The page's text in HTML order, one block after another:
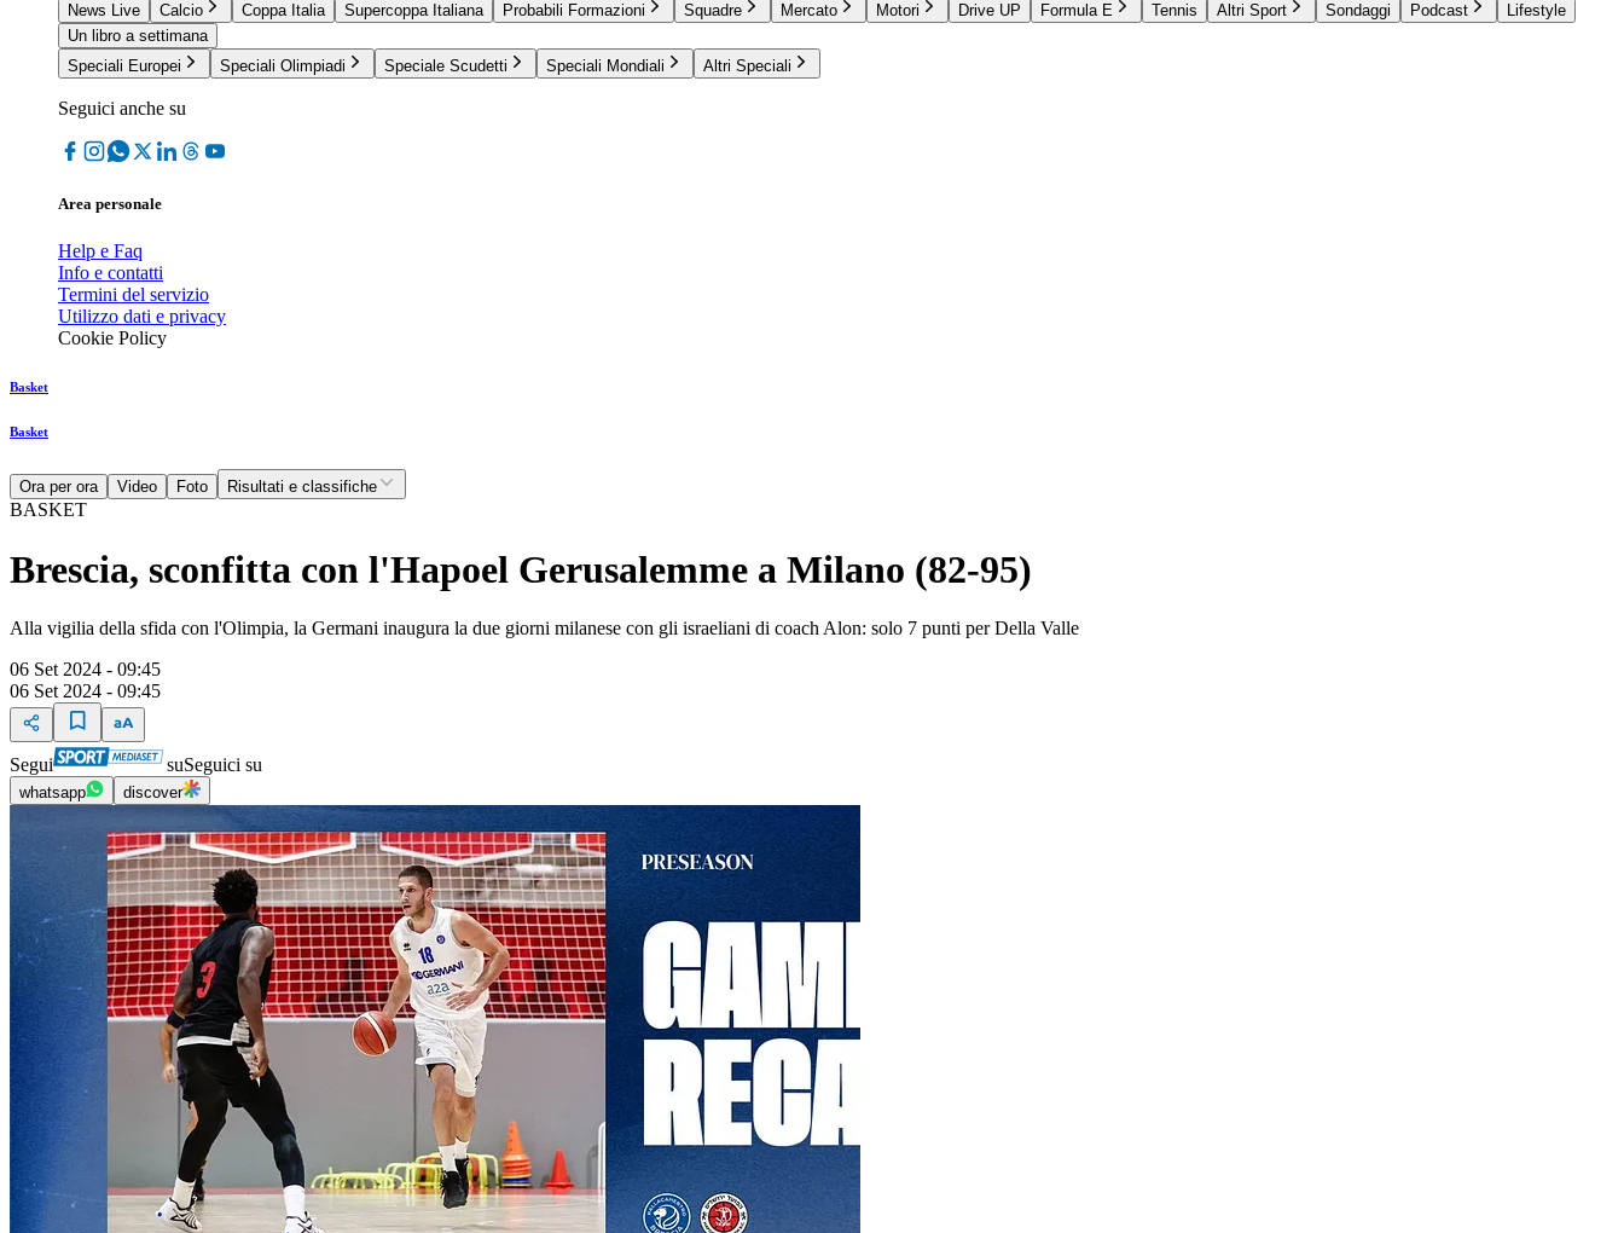
News Live
Calcio Coppa Italia Supercoppa Italiana Probabili Formazioni Squadre Mercato Motori Drive UP Formula E Tennis Altri Sport Sondaggi Podcast
Lifestyle
Un libro a settimana
Speciali Europei
Speciali Olimpiadi Speciale Scudetti Speciali Mondiali Altri Speciali
Seguici anche su
Area personale
Help e Faq
Info e contatti
Termini del servizio
Utilizzo dati e privacy
Cookie Policy
Basket
Basket
Ora per ora Video Foto Risultati e classifiche
BASKET
Brescia, sconfitta con l'Hapoel Gerusalemme a Milano (82-95)
Alla vigilia della sfida con l'Olimpia, la Germani inaugura la due giorni milanese con gli israeliani di coach Alon: solo 7 punti per Della Valle
06 Set 2024 - 09:45
06 Set 2024 - 09:45
Segui suSeguici su
whatsapp discover